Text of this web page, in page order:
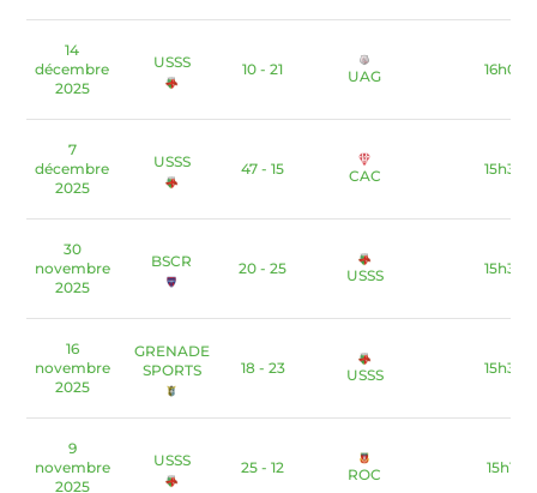
14
décembre
2025
USSS 10 - 21 UAG 16h00
7
décembre
2025
USSS 47 - 15 CAC 15h30
30
novembre
2025
BSCR 20 - 25 USSS 15h30
16
novembre
2025
GRENADE
SPORTS
18 - 23 USSS 15h30
9
novembre
2025
USSS 25 - 12 ROC 15h15